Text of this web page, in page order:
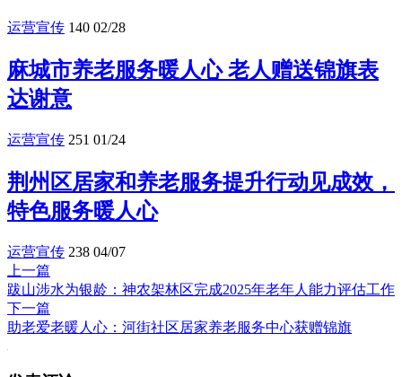
运营宣传 140 02/28
麻城市养老服务暖人心 老人赠送锦旗表
达谢意
运营宣传 251 01/24
荆州区居家和养老服务提升行动见成效，
特色服务暖人心
运营宣传 238 04/07
上一篇
跋山涉水为银龄：神农架林区完成2025年老年人能力评估工作
下一篇
助老爱老暖人心：河街社区居家养老服务中心获赠锦旗